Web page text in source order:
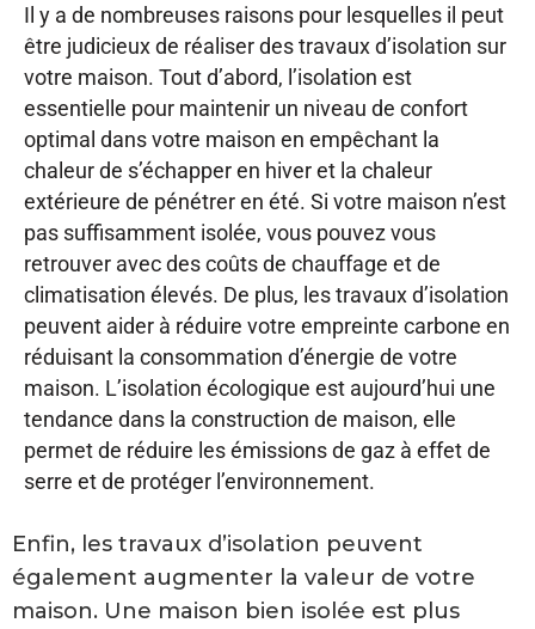
Il y a de nombreuses raisons pour lesquelles il peut
être judicieux de réaliser des travaux d’isolation sur
votre maison. Tout d’abord, l’isolation est
essentielle pour maintenir un niveau de confort
optimal dans votre maison en empêchant la
chaleur de s’échapper en hiver et la chaleur
extérieure de pénétrer en été. Si votre maison n’est
pas suffisamment isolée, vous pouvez vous
retrouver avec des coûts de chauffage et de
climatisation élevés. De plus, les travaux d’isolation
peuvent aider à réduire votre empreinte carbone en
réduisant la consommation d’énergie de votre
maison. L’isolation écologique est aujourd’hui une
tendance dans la construction de maison, elle
permet de réduire les émissions de gaz à effet de
serre et de protéger l’environnement.
Enfin, les travaux d’isolation peuvent
également augmenter la valeur de votre
maison. Une maison bien isolée est plus